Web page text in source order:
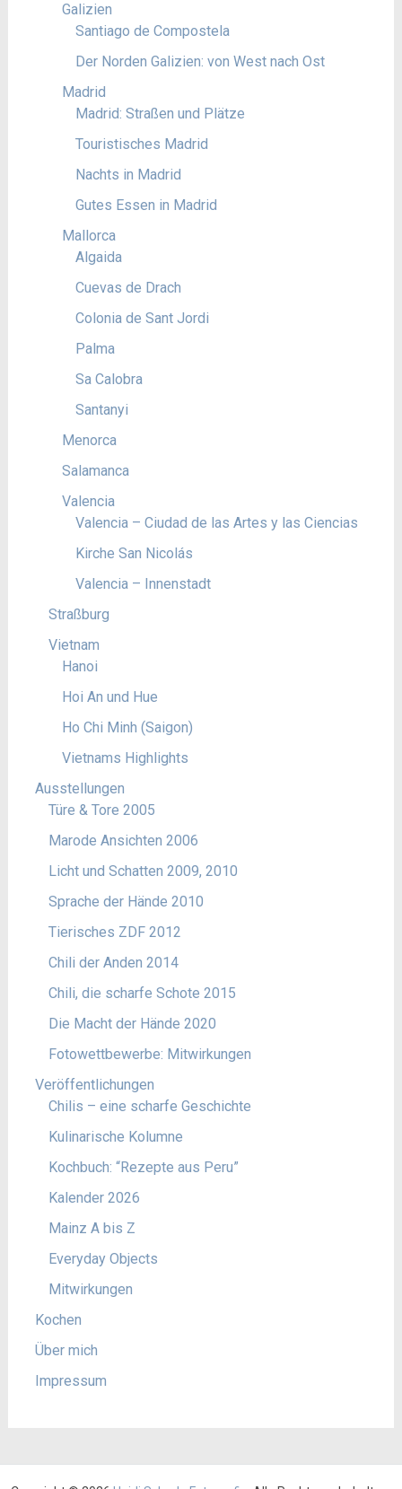
Galizien
Santiago de Compostela
Der Norden Galizien: von West nach Ost
Madrid
Madrid: Straßen und Plätze
Touristisches Madrid
Nachts in Madrid
Gutes Essen in Madrid
Mallorca
Algaida
Cuevas de Drach
Colonia de Sant Jordi
Palma
Sa Calobra
Santanyi
Menorca
Salamanca
Valencia
Valencia – Ciudad de las Artes y las Ciencias
Kirche San Nicolás
Valencia – Innenstadt
Straßburg
Vietnam
Hanoi
Hoi An und Hue
Ho Chi Minh (Saigon)
Vietnams Highlights
Ausstellungen
Türe & Tore 2005
Marode Ansichten 2006
Licht und Schatten 2009, 2010
Sprache der Hände 2010
Tierisches ZDF 2012
Chili der Anden 2014
Chili, die scharfe Schote 2015
Die Macht der Hände 2020
Fotowettbewerbe: Mitwirkungen
Veröffentlichungen
Chilis – eine scharfe Geschichte
Kulinarische Kolumne
Kochbuch: “Rezepte aus Peru”
Kalender 2026
Mainz A bis Z
Everyday Objects
Mitwirkungen
Kochen
Über mich
Impressum